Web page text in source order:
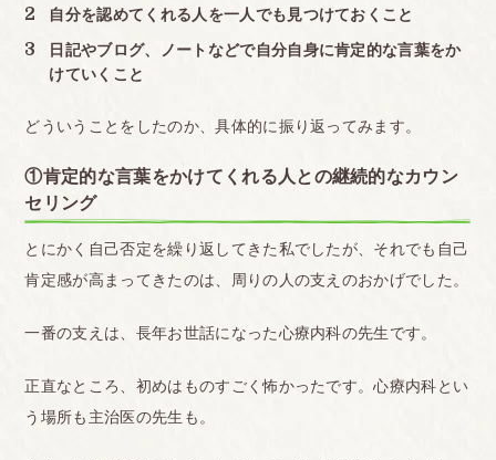
自分を認めてくれる人を一人でも見つけておくこと
日記やブログ、ノートなどで自分自身に肯定的な言葉をか
けていくこと
どういうことをしたのか、具体的に振り返ってみます。
①肯定的な言葉をかけてくれる人との継続的なカウン
セリング
とにかく自己否定を繰り返してきた私でしたが、それでも自己
肯定感が高まってきたのは、周りの人の支えのおかげでした。
一番の支えは、長年お世話になった心療内科の先生です。
正直なところ、初めはものすごく怖かったです。心療内科とい
う場所も主治医の先生も。